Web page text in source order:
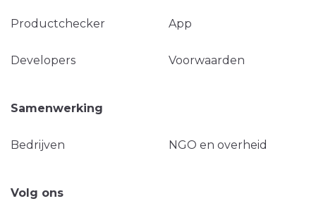
Productchecker App
Developers Voorwaarden
Samenwerking
Bedrijven NGO en overheid
Volg ons